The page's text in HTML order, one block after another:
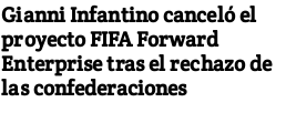
Gianni Infantino canceló el
proyecto FIFA Forward
Enterprise tras el rechazo de
las confederaciones